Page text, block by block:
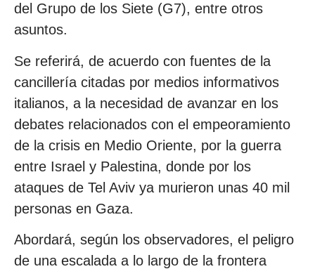
del Grupo de los Siete (G7), entre otros
asuntos.
Se referirá, de acuerdo con fuentes de la
cancillería citadas por medios informativos
italianos, a la necesidad de avanzar en los
debates relacionados con el empeoramiento
de la crisis en Medio Oriente, por la guerra
entre Israel y Palestina, donde por los
ataques de Tel Aviv ya murieron unas 40 mil
personas en Gaza.
Abordará, según los observadores, el peligro
de una escalada a lo largo de la frontera